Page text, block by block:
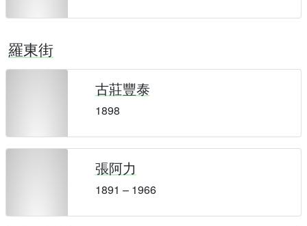
羅東街
古莊豐泰
1898
張阿力
1891 – 1966